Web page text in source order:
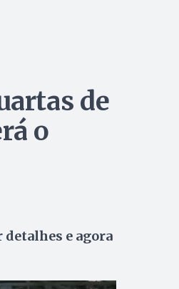
de
o
e agora